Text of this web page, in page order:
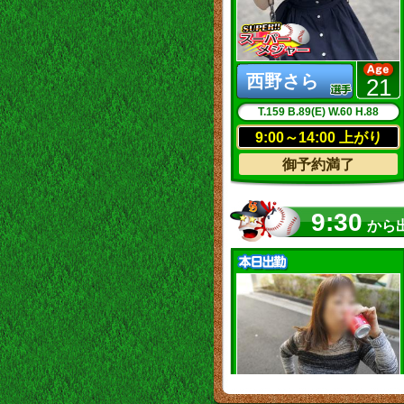
西野さら 21
T.159 B.89(E) W.60 H.88
9:00～14:00 上がり
御予約満了
9:30 から